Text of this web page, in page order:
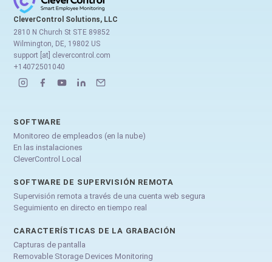
CleverControl Solutions, LLC
2810 N Church St STE 89852
Wilmington, DE, 19802 US
support [at] clevercontrol.com
+14072501040
SOFTWARE
Monitoreo de empleados (en la nube)
En las instalaciones
CleverControl Local
SOFTWARE DE SUPERVISIÓN REMOTA
Supervisión remota a través de una cuenta web segura
Seguimiento en directo en tiempo real
CARACTERÍSTICAS DE LA GRABACIÓN
Capturas de pantalla
Removable Storage Devices Monitoring